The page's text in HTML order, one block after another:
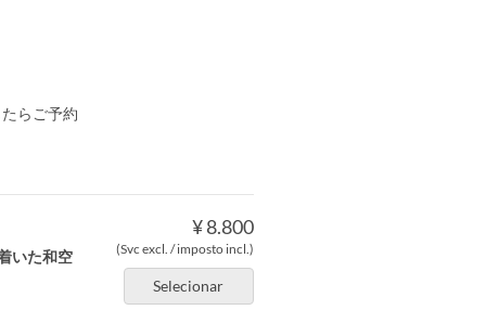
らご予約
¥ 8.800
(Svc excl. / imposto incl.)
Selecionar
いた和空